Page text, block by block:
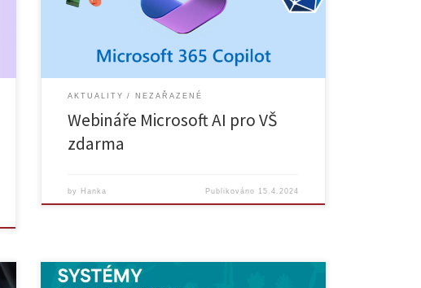
zodpovědnou umělou inteligenci, závazky společnosti
Microsoft a přehled nástrojů umělé inteligence v
aplikacích běžně dostupných […]
AKTUALITY NEZAŘAZENÉ
Webináře Microsoft AI pro VŠ
zdarma
by Hanka Publikováno 15.4.2024